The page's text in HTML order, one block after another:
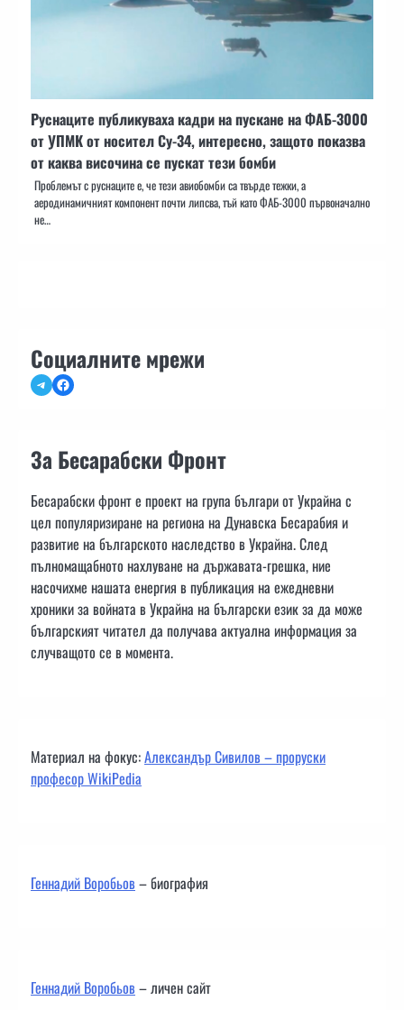
Руснаците публикуваха кадри на пускане на ФАБ-3000
от УПМК от носител Су-34, интересно, защото показва
от каква височина се пускат тези бомби
Проблемът с руснаците е, че тези авиобомби са твърде тежки, а
аеродинамичният компонент почти липсва, тъй като ФАБ-3000 първоначално
не…
Социалните мрежи
TelegramFacebook
За Бесарабски Фронт
Бесарабски фронт е проект на група българи от Украйна с
цел популяризиране на региона на Дунавска Бесарабия и
развитие на българското наследство в Украйна. След
пълномащабното нахлуване на държавата-грешка, ние
насочихме нашата енергия в публикация на ежедневни
хроники за войната в Украйна на български език за да може
българският читател да получава актуална информация за
случващото се в момента.
Материал на фокус:Александър Сивилов – проруски
професор WikiPedia
Геннадий Воробьов– биография
Геннадий Воробьов– личен сайт